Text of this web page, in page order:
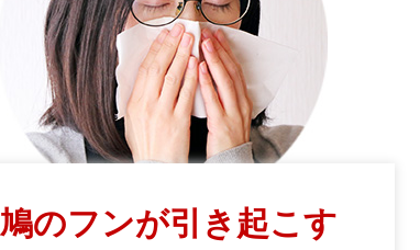
鳩のフンが引き起こす